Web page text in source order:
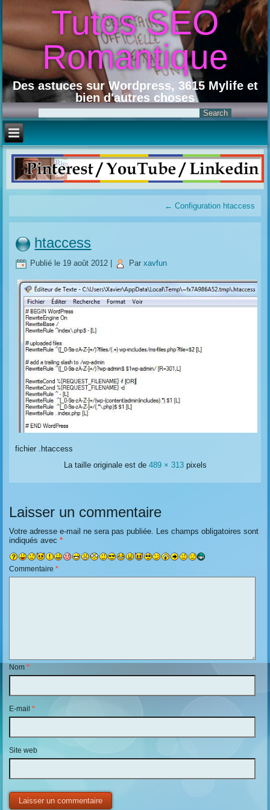
Tutos SEO
Romantique
Des astuces sur Wordpress, 3615 Mylife et
bien d'autres choses
← Configuration htaccess
htaccess
Publié le 19 août 2012 Par xavfun
fichier .htaccess
La taille originale est de 489 × 313pixels
Laisser un commentaire
Votre adresse e-mail ne sera pas publiée. Les champs obligatoires sont
indiqués avec*
Commentaire*
Nom*
E-mail*
Site web